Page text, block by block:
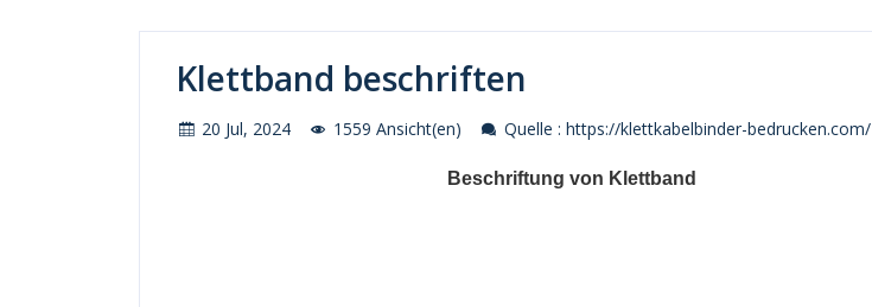
Klettband beschriften
20 Jul, 2024 1559 Ansicht(en) Quelle : https://klettkabelbinder-bedrucken.com/
Beschriftung von Klettband